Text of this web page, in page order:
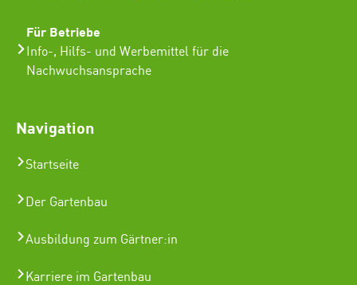
Für Betriebe
Info-, Hilfs- und Werbemittel für die
Nachwuchsansprache
Navigation
Startseite
Der Gartenbau
Ausbildung zum Gärtner:in
Karriere im Gartenbau